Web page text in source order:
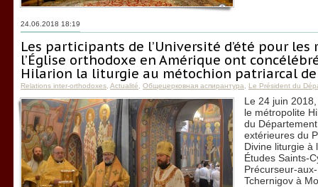
24.06.2018 18:19
Les participants de l’Université d’été pour
l’Église orthodoxe en Amérique ont
Hilarion la liturgie au métochion patriarcal de
Relations inter-orthodoxes Actualité Общецерковная аспирантура Le Président du
Le 24 juin
le métropolite
du
extérieures du
Divine liturgie à
Études Saints-
Précurseur-
Tchernigov à